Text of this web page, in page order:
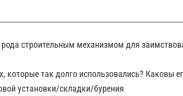
рода строительным механизмом для
которые так долго использовались? Каковы
установки/складки/бурения